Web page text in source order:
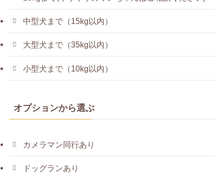
中型犬まで（15kg以内）
大型犬まで（35kg以内）
小型犬まで（10kg以内）
オプションから選ぶ
カメラマン同行あり
ドッグランあり